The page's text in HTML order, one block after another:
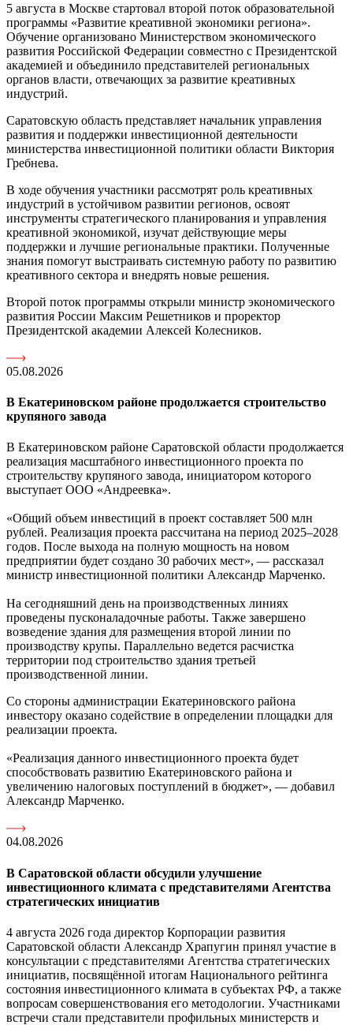
5 августа в Москве стартовал второй поток образовательной
программы «Развитие креативной экономики региона».
Обучение организовано Министерством экономического
развития Российской Федерации совместно с Президентской
академией и объединило представителей региональных
органов власти, отвечающих за развитие креативных
индустрий.
Саратовскую область представляет начальник управления
развития и поддержки инвестиционной деятельности
министерства инвестиционной политики области Виктория
Гребнева.
В ходе обучения участники рассмотрят роль креативных
индустрий в устойчивом развитии регионов, освоят
инструменты стратегического планирования и управления
креативной экономикой, изучат действующие меры
поддержки и лучшие региональные практики. Полученные
знания помогут выстраивать системную работу по развитию
креативного сектора и внедрять новые решения.
Второй поток программы открыли министр экономического
развития России Максим Решетников и проректор
Президентской академии Алексей Колесников.
05.08.2026
В Екатериновском районе продолжается строительство
крупяного завода
В Екатериновском районе Саратовской области продолжается
реализация масштабного инвестиционного проекта по
строительству крупяного завода, инициатором которого
выступает ООО «Андреевка».
«Общий объем инвестиций в проект составляет 500 млн
рублей. Реализация проекта рассчитана на период 2025–2028
годов. После выхода на полную мощность на новом
предприятии будет создано 30 рабочих мест», — рассказал
министр инвестиционной политики Александр Марченко.
На сегодняшний день на производственных линиях
проведены пусконаладочные работы. Также завершено
возведение здания для размещения второй линии по
производству крупы. Параллельно ведется расчистка
территории под строительство здания третьей
производственной линии.
Со стороны администрации Екатериновского района
инвестору оказано содействие в определении площадки для
реализации проекта.
«Реализация данного инвестиционного проекта будет
способствовать развитию Екатериновского района и
увеличению налоговых поступлений в бюджет», — добавил
Александр Марченко.
04.08.2026
В Саратовской области обсудили улучшение
инвестиционного климата с представителями Агентства
стратегических инициатив
4 августа 2026 года директор Корпорации развития
Саратовской области Александр Храпугин принял участие в
консультации с представителями Агентства стратегических
инициатив, посвящённой итогам Национального рейтинга
состояния инвестиционного климата в субъектах РФ, а также
вопросам совершенствования его методологии. Участниками
встречи стали представители профильных министерств и